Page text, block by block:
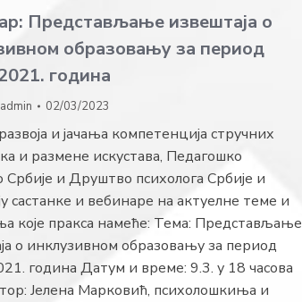
Представљање извештаја о
образовању за период
година
admin 02/03/2023
и јачања компетенција стручних
и размене искустава, Педагошко
и Друштво психолога Србије и
састанке и вебинаре на актуелне теме и
које пракса намеће: Тема: Представљање
о инклузивном образовању за период
година Датум и време: 9.3. у 18 часова
Јелена Марковић, психолошкиња и